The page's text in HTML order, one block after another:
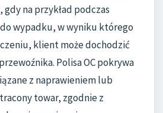
gdy na przykład podczas
wypadku, w wyniku którego
klient może dochodzić
Polisa OC pokrywa
z naprawieniem lub
towar, zgodnie z